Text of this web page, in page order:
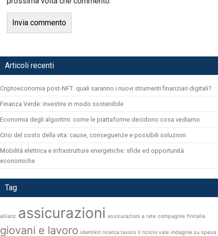
Articoli recenti
Criptoeconomia post-NFT: quali saranno i nuovi strumenti finanziari digitali?
Finanza Verde: investire in modo sostenibile
Economia degli algoritmi: come le piattaforme decidono cosa vediamo
Crisi del costo della vita: cause, conseguenze e possibili soluzioni
Mobilità elettrica e infrastrutture energetiche: sfide ed opportunità
economiche
Tag
allianz assicurazioni assicurazioni a rate compagnie finitalia
giovani e lavoro identikit ricerca lavoro il riciclo vale indagine su spesa